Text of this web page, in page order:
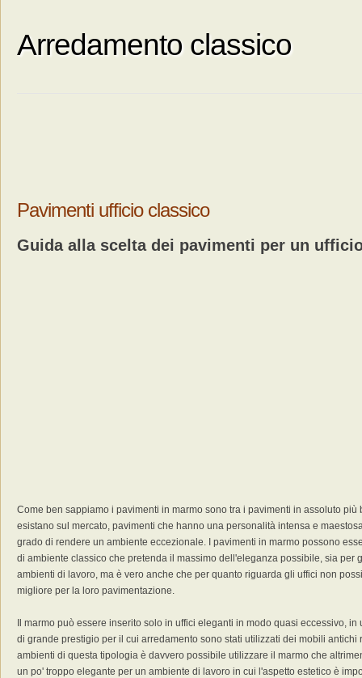
Arredamento classico
Pavimenti ufficio classico
Guida alla scelta dei pavimenti per un
Come ben sappiamo i pavimenti in marmo sono tra i pavimenti in assoluto
esistano sul mercato, pavimenti che hanno una personalità intensa e
grado di rendere un ambiente eccezionale. I pavimenti in marmo possono
di ambiente classico che pretenda il massimo dell'eleganza possibile, sia per
ambienti di lavoro, ma è vero anche che per quanto riguarda gli uffici non
migliore per la loro pavimentazione.
Il marmo può essere inserito solo in uffici eleganti in modo quasi eccessivo,
di grande prestigio per il cui arredamento sono stati utilizzati dei mobili antichi
ambienti di questa tipologia è davvero possibile utilizzare il marmo che
un po' troppo elegante per un ambiente di lavoro in cui l'aspetto estetico è